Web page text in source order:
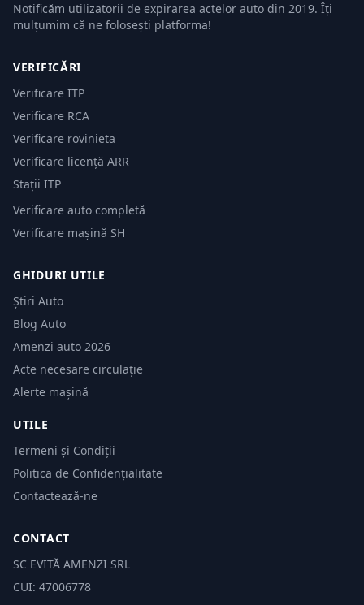
Notificăm utilizatorii de expirarea actelor auto din 2019. Îți
mulțumim că ne folosești platforma!
VERIFICĂRI
Verificare ITP
Verificare RCA
Verificare rovinieta
Verificare licență ARR
Stații ITP
Verificare auto completă
Verificare mașină SH
GHIDURI UTILE
Știri Auto
Blog Auto
Amenzi auto 2026
Acte necesare circulație
Alerte mașină
UTILE
Termeni și Condiții
Politica de Confidențialitate
Contactează-ne
CONTACT
SC EVITĂ AMENZI SRL
CUI: 47006778